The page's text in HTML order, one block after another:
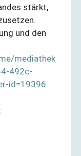
stärkt,
und den
mediathek
492c-
id=19396